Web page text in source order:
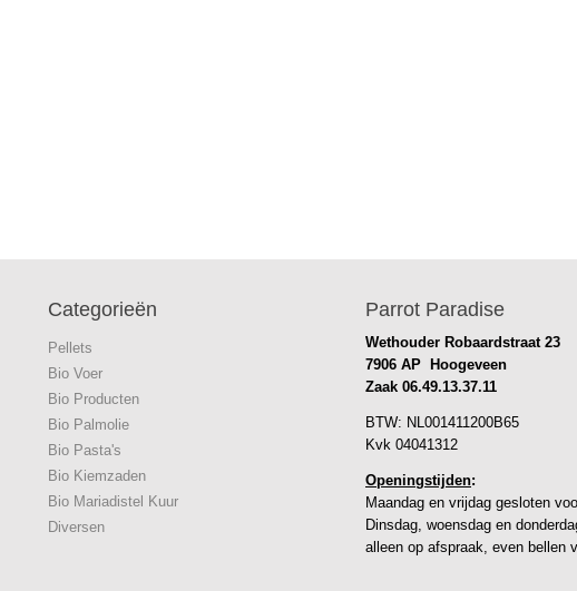
Categorieën
Pellets
Bio Voer
Bio Producten
Bio Palmolie
Bio Pasta's
Bio Kiemzaden
Bio Mariadistel Kuur
Diversen
Parrot Paradise
Wethouder Robaardstraat 23
7906 AP Hoogeveen
Zaak 06.49.13.37.11
BTW: NL001411200B65
Kvk 04041312
Openingstijden:
Maandag en vrijdag gesloten
Dinsdag, woensdag en
alleen op afspraak, even bellen